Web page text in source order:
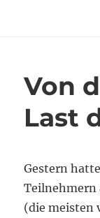
Von
Last
Gestern
Teilnehmern
(die meisten